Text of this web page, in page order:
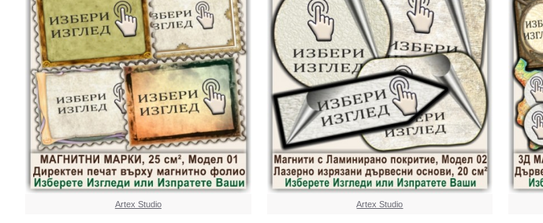
Artex Studio Artex Studio